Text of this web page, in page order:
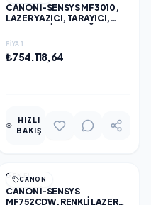
CANON I-SENSYS MF3010,
LAZER YAZICI, TARAYICI,
ORİJİNAL TONERLİ, TÜRKİYE
FIYAT
₺754.118,64
HIZLI
BAKIŞ
CANON
GENEL
CANON I-SENSYS
MF752CDW, RENKLI LAZER